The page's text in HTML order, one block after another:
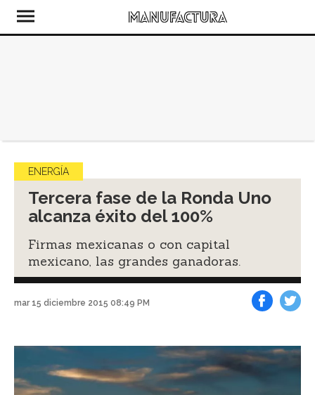
ENERGÍA
Tercera fase de la Ronda Uno
alcanza éxito del 100%
Firmas mexicanas o con capital
mexicano, las grandes ganadoras.
mar 15 diciembre 2015 08:49 PM